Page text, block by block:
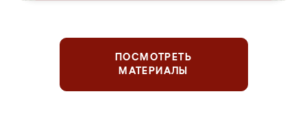
ПОСМОТРЕТЬ
МАТЕРИАЛЫ